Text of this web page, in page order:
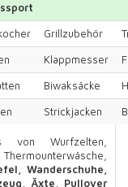
Grillzubehör
Klappmesser
Biwaksäcke
Strickjacken
von Wurfzelten,
Wanderschuhe,
Äxte, Pullover